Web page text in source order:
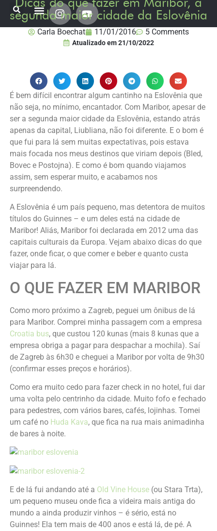
segunda maior cidade da Eslovênia
Carla Boechat 11/01/2016 5 Comments
Atualizado em21/10/2022
É bem difícil encontrar algum cantinho na Eslovênia que
não seja, no mínimo, encantador. Com Maribor, apesar de
ser a segunda maior cidade da Eslovênia, estando atrás
apenas da capital, Liubliana, não foi diferente. E o bom é
que fui para lá sem muitas expectativas, pois estava
mais focada nos meus destinos que viriam depois (Bled,
Bovec e Postojna). E como é bom quando viajamos
assim, sem esperar muito, e acabamos nos
surpreendendo.
A Eslovênia é um país pequeno, mas detentora de muitos
títulos do Guinnes – e um deles está na cidade de
Maribor! Aliás, Maribor foi declarada em 2012 uma das
capitais culturais da Europa. Vejam abaixo dicas do que
fazer, onde ficar, o que comer e beber e quanto custa
viajar para lá.
O QUE FAZER EM MARIBOR
Como moro próximo a Zagreb, peguei um ônibus de lá
para Maribor. Comprei minha passagem com a empresa
Croatia bus, que custou 120 kunas (mais 8 kunas que a
empresa obriga a pagar para despachar a mochila). Saí
de Zagreb às 6h30 e cheguei a Maribor por volta de 9h30
(confirmar esses preços e horários).
Como era muito cedo para fazer check in no hotel, fui dar
uma volta pelo centrinho da cidade. Muito fofo e fechado
para pedestres, com vários bares, cafés, lojinhas. Tomei
um café no Huda Kava, que fica na rua mais animadinha
de bares à noite.
E de lá fui andando até a Old Vine House (ou Stara Trta),
um pequeno museu onde fica a videira mais antiga do
mundo a ainda produzir vinhos – é sério, está no
Guinnes! Ela tem mais de 400 anos e está lá, de pé. A